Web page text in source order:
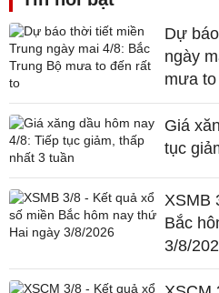
Dự
ngày
mưa
Giá
tục
XSMB
Bắc
3/8/